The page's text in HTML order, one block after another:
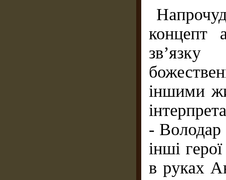
концепт
іншими
- Володар
інші
в руках